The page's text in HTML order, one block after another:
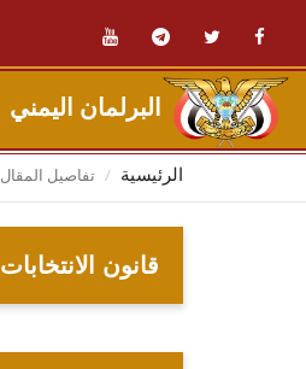
البرلمان اليمني
الرئيسية تفاصيل المقال
قانون الانتخابات